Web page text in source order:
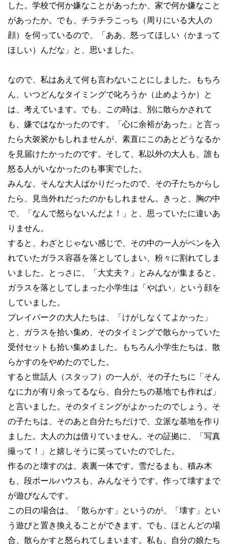
した。学校で何か嫌なことがあったか、家で何か嫌なこと
があったか。でも、チラチラこっち（周りにいる大人の
顔）を伺っているので、「ああ、怒ってほしい（かまって
ほしい）んだな」と、思いました。
なので、私はあえて何も言わないことにしました。もちろ
ん、いつどんなタイミングで叱ろうか（止めようか）と
は、考えています。でも、この時は、別に散らかされて
も、嫌ではなかったのです。
「心に余裕があった」と言っ
たら大袈裟かもしれませんが、素直にこのあとどうなるか
を見届けたかったのです。そして、私以外の大人も、誰も
怒る人がいなかったのも事実でした。
みんな、そんな大人ばかりだったので、その子たちからし
たら、見当外れだったのかもしれません。きっと、胸の中
で、「なんで怒らないんだよ！」と、思っていたに違いあ
りません。
すると、わざとじゃない感じで、その中の一人がペンを入
れていたガラス容器を落としてしまい、粉々に割れてしま
いました。とっさに、「大丈夫？」とみんなが集まると、
ガラスを落としてしまった小学生は「やばい」という顔を
していました。
プレイパークの大人たちは、「けがしなくてよかった」
と、ガラスを拾い集め、そのタイミングで散らかっていた
受付セットも拾い集めました。もちろん小学生たちは、散
らかすのをやめたのでした。
すると世話人（スタッフ）の一人が、その子たちに「そん
なに力が有り余ってるなら、自分たちの基地でも作れば」
と言いました。そのタイミングがよかったのでしょう。そ
の子たちは、そのあと自分たちだけで、立派な基地を作り
ました。大人の力は借りていません。その証拠に、「写真
撮って！」と嬉しそうに笑っていたのでした。
作るのと壊すのは、表裏一体です。雪だるまも、積み木
も、段ボールハウスも、みんなそうです。作って壊すまで
が遊びなんです。
この日の場合は、「散らかす」というのが、「壊す」とい
う遊びと置き換えることができます。でも、ほとんどの場
合、散らかすと怒られてしまいます。私も、自分の娘たち